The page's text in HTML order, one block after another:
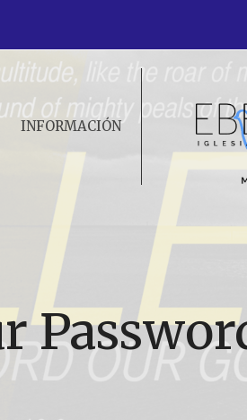
INFORMACIÓN